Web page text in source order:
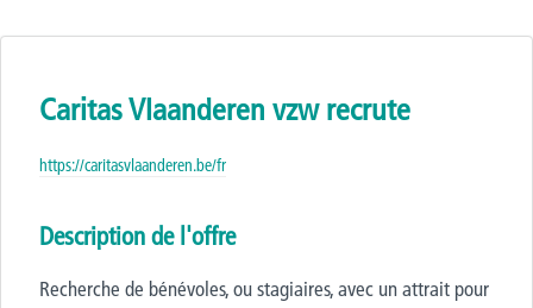
Caritas Vlaanderen vzw recrute
https://caritasvlaanderen.be/fr
Description de l'offre
Recherche de bénévoles, ou stagiaires, avec un attrait pour